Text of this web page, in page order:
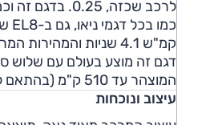
לרכב שכזה, 0.25. בדגם זה וכמו בעוד דגמים של ניאו, קפיצי אוויר עם מערך בולמים אדפטיבי ובלמים של ברמבו.
קמ"ש 4.1 שניות והמהירות המרבית 200 קמ"ש.
המוצהר עד 510 ק"מ (בהתאם לרמת הגימור וגודל החישוקים) והספק הטעינה המהירה הוא 125 קילוואט.
עיצוב ונוכחות